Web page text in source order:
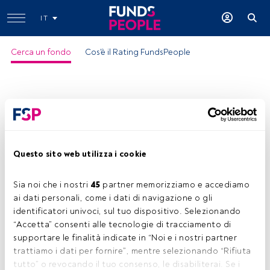
Questo sito web utilizza i cookie
Sia noi che i nostri 45 partner memorizziamo e accediamo
ai dati personali, come i dati di navigazione o gli
identificatori univoci, sul tuo dispositivo. Selezionando
“Accetta” consenti alle tecnologie di tracciamento di
supportare le finalità indicate in “Noi e i nostri partner
trattiamo i dati per fornire”, mentre selezionando “Rifiuta
tutto” o revocando il tuo consenso, le disabiliterai. Se i
IT
Cerca un fondo Cos'è il Rating FundsPeople